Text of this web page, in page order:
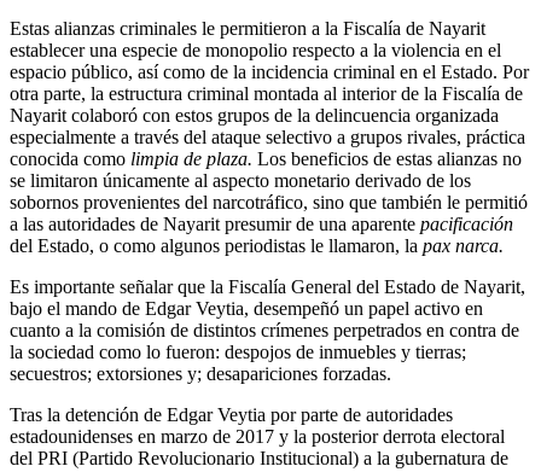
Estas alianzas criminales le permitieron a la Fiscalía de Nayarit
establecer una especie de monopolio respecto a la violencia en el
espacio público, así como de la incidencia criminal en el Estado. Por
otra parte, la estructura criminal montada al interior de la Fiscalía de
Nayarit colaboró con estos grupos de la delincuencia organizada
especialmente a través del ataque selectivo a grupos rivales, práctica
conocida como limpia de plaza. Los beneficios de estas alianzas no
se limitaron únicamente al aspecto monetario derivado de los
sobornos provenientes del narcotráfico, sino que también le permitió
a las autoridades de Nayarit presumir de una aparente pacificación
del Estado, o como algunos periodistas le llamaron, la pax narca.
Es importante señalar que la Fiscalía General del Estado de Nayarit,
bajo el mando de Edgar Veytia, desempeñó un papel activo en
cuanto a la comisión de distintos crímenes perpetrados en contra de
la sociedad como lo fueron: despojos de inmuebles y tierras;
secuestros; extorsiones y; desapariciones forzadas.
Tras la detención de Edgar Veytia por parte de autoridades
estadounidenses en marzo de 2017 y la posterior derrota electoral
del PRI (Partido Revolucionario Institucional) a la gubernatura de